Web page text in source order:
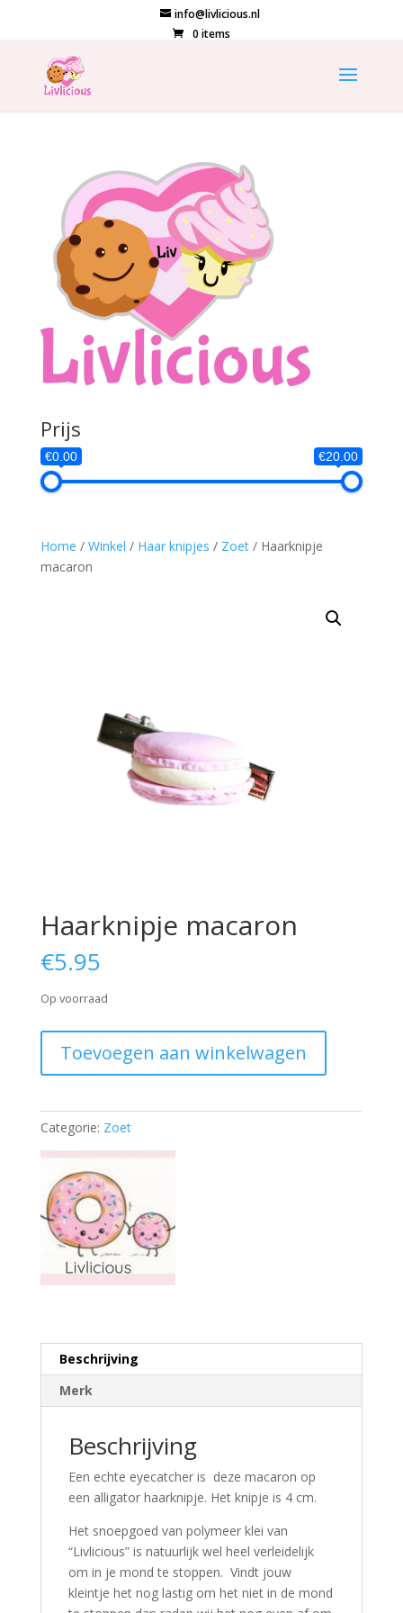
info@livlicious.nl
0 items
Home / Winkel / Haar knipjes / Zoet/ Haarknipje
macaron
Haarknipje macaron
€5.95
Op voorraad
macaron
Toevoegen aan winkelwagen
Categorie: Zoet
Beschrijving
Merk
Beschrijving
Een echte eyecatcher is deze macaron op
een alligator haarknipje. Het knipje is 4 cm.
Het snoepgoed van polymeer klei van
“Livlicious” is natuurlijk wel heel verleidelijk
om in je mond te stoppen. Vindt jouw
kleintje het nog lastig om het niet in de mond
Prijs
€0.00 €20.00